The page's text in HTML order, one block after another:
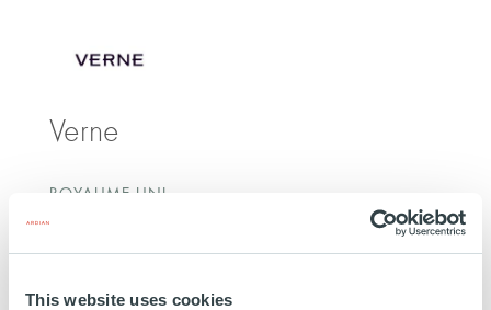
This website uses cookies
Verne
ROYAUME UNI
INVESTISSEMENT
Technologie, Media et Télécoms